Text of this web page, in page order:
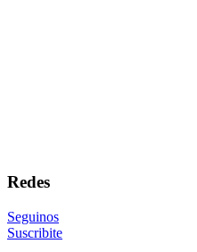
Redes
Seguinos
Suscribite